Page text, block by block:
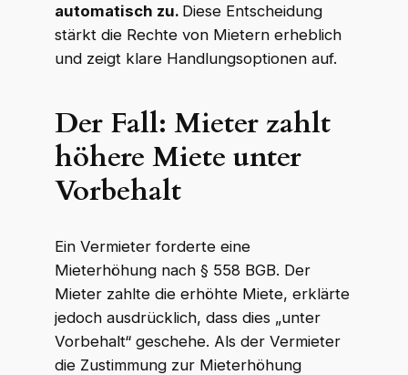
automatisch zu. Diese Entscheidung
stärkt die Rechte von Mietern erheblich
und zeigt klare Handlungsoptionen auf.
Der Fall: Mieter zahlt
höhere Miete unter
Vorbehalt
Ein Vermieter forderte eine
Mieterhöhung nach § 558 BGB. Der
Mieter zahlte die erhöhte Miete, erklärte
jedoch ausdrücklich, dass dies „unter
Vorbehalt“ geschehe. Als der Vermieter
die Zustimmung zur Mieterhöhung